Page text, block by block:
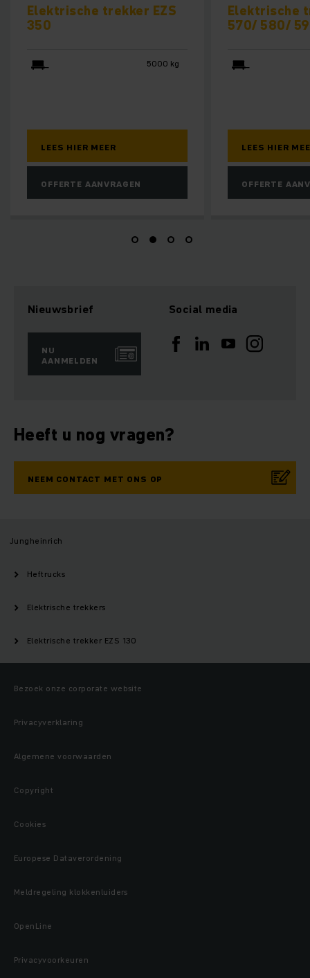
Elektrische trekker EZS
570/ 580/ 590/ 5100
7000 - 10000 kg
LEES HIER MEER
OFFERTE AANVRAGEN
7280
LEES HIER
OFFERTE
Nieuwsbrief
NU
AANMELDEN
Social media
Heeft u nog vragen?
NEEM CONTACT MET ONS OP
Jungheinrich
Heftrucks
Elektrische trekkers
Elektrische trekker EZS 130
Bezoek onze corporate website
Privacyverklaring
Algemene voorwaarden
Copyright
Cookies
Europese Dataverordening
Meldregeling klokkenluiders
OpenLine
Privacyvoorkeuren